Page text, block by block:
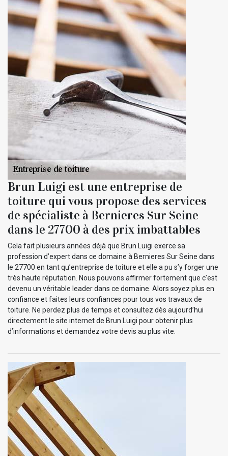
Brun Luigi est une entreprise de
toiture qui vous propose des services
de spécialiste à Bernieres Sur Seine
dans le 27700 à des prix imbattables
Cela fait plusieurs années déjà que Brun Luigi exerce sa
profession d’expert dans ce domaine à Bernieres Sur Seine dans
le 27700 en tant qu’entreprise de toiture et elle a pu s’y forger une
très haute réputation. Nous pouvons affirmer fortement que c’est
devenu un véritable leader dans ce domaine. Alors soyez plus en
confiance et faites leurs confiances pour tous vos travaux de
toiture. Ne perdez plus de temps et consultez dès aujourd’hui
directement le site internet de Brun Luigi pour obtenir plus
d’informations et demandez votre devis au plus vite.